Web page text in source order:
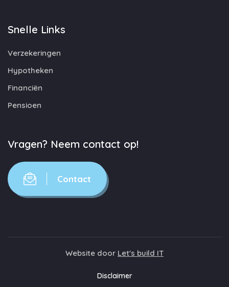
Snelle Links
Verzekeringen
Hypotheken
Financiën
Pensioen
Vragen? Neem contact op!
Contact
Website door Let's build IT
Disclaimer